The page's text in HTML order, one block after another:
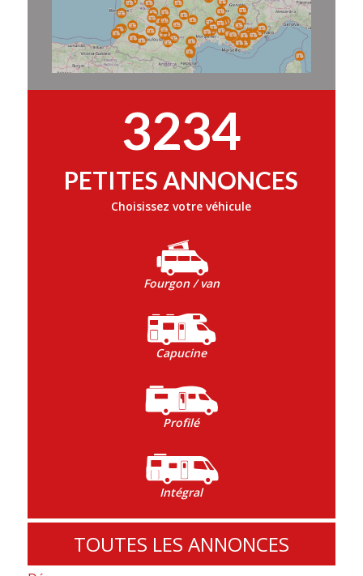
3234
PETITES ANNONCES
Choisissez votre véhicule
Fourgon / van
Capucine
Profilé
Intégral
TOUTES LES ANNONCES